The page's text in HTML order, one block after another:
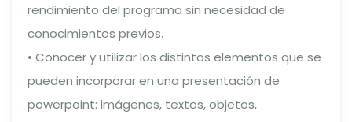
rendimiento del programa sin necesidad de
conocimientos previos.
• Conocer y utilizar los distintos elementos que se
pueden incorporar en una presentación de
powerpoint: imágenes, textos, objetos,